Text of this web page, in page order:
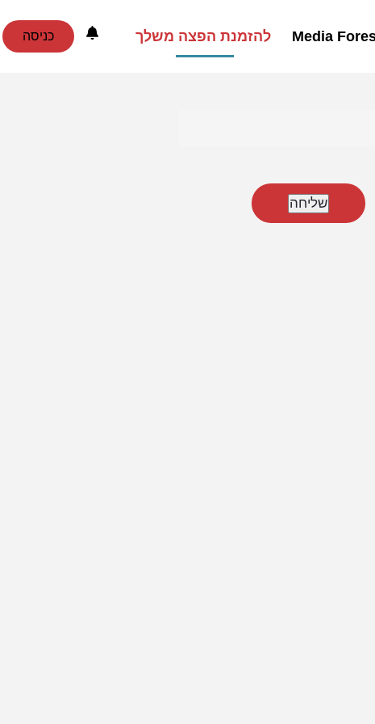
להזמנת הפצה משלך כניסה